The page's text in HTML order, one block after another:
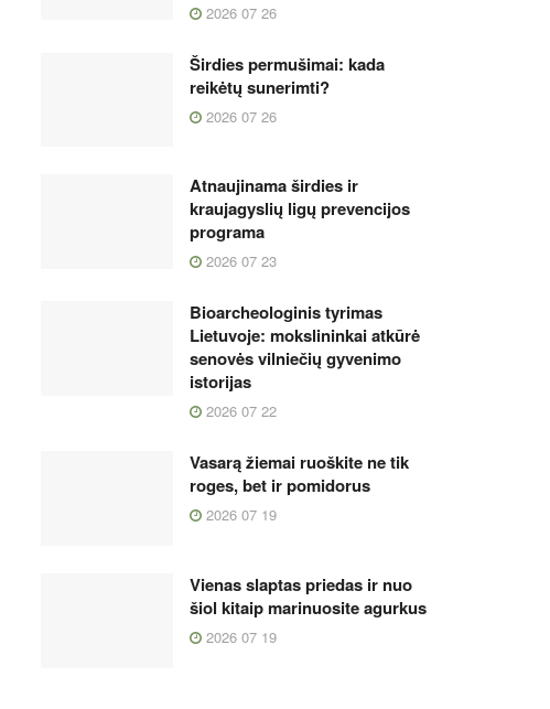
2026 07 26
Širdies permušimai: kada
reikėtų sunerimti?
2026 07 26
Atnaujinama širdies ir
kraujagyslių ligų prevencijos
programa
2026 07 23
Bioarcheologinis tyrimas
Lietuvoje: mokslininkai atkūrė
senovės vilniečių gyvenimo
istorijas
2026 07 22
Vasarą žiemai ruoškite ne tik
roges, bet ir pomidorus
2026 07 19
Vienas slaptas priedas ir nuo
šiol kitaip marinuosite agurkus
2026 07 19